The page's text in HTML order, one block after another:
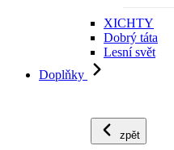
XICHTY
Dobrý táta
Lesní svět
Doplňky
zpět